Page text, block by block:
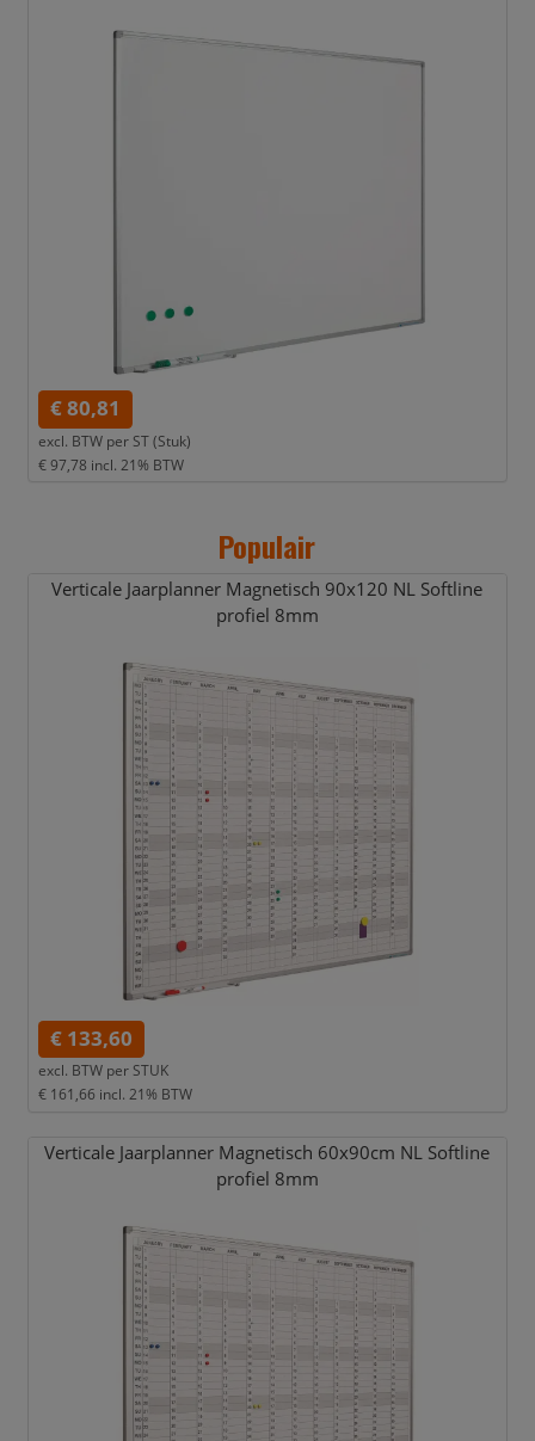
€ 80,81
excl. BTW per ST (Stuk)
€ 97,78 incl. 21% BTW
Populair
Verticale Jaarplanner Magnetisch 90x120 NL Softline
profiel 8mm
€ 133,60
excl. BTW per STUK
€ 161,66 incl. 21% BTW
Verticale Jaarplanner Magnetisch 60x90cm NL Softline
profiel 8mm